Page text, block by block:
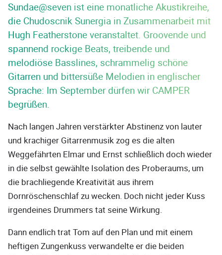
Sundae@seven ist eine monatliche Akustikreihe,
die Chudoscnik Sunergia in Zusammenarbeit mit
Hugh Featherstone veranstaltet. Groovende und
spannend rockige Beats, treibende und
melodiöse Basslines, schrammelig schöne
Gitarren und bittersüße Melodien in englischer
Sprache: Im September dürfen wir CAMPER
begrüßen.
Nach langen Jahren verstärkter Abstinenz von lauter
und krachiger Gitarrenmusik zog es die alten
Weggefährten Elmar und Ernst schließlich doch wieder
in die selbst gewählte Isolation des Proberaums, um
die brachliegende Kreativität aus ihrem
Dornröschenschlaf zu wecken. Doch nicht jeder Kuss
irgendeines Drummers tat seine Wirkung.
Dann endlich trat Tom auf den Plan und mit einem
heftigen Zungenkuss verwandelte er die beiden